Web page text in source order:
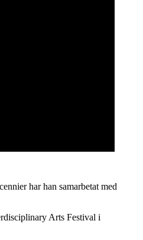
har han samarbetat med
Arts Festival i